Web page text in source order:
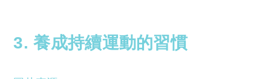
3. 養成持續運動的習慣